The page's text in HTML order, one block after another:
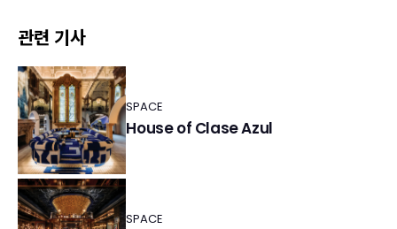
관련 기사
SPACE
House of Clase Azul
SPACE